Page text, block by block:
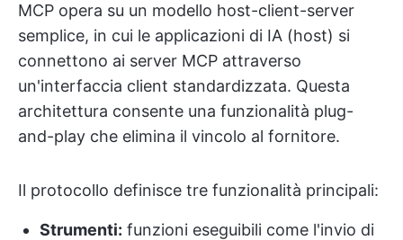
MCP opera su un modello host-client-server
semplice, in cui le applicazioni di IA (host) si
connettono ai server MCP attraverso
un'interfaccia client standardizzata. Questa
architettura consente una funzionalità plug-
and-play che elimina il vincolo al fornitore.
Il protocollo definisce tre funzionalità principali:
Strumenti: funzioni eseguibili come l'invio di